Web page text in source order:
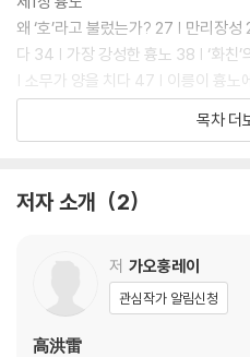
왜 ‘호’라고 불렀는가? 27 | 만리장
다 34 | 가장 강성한 흉노 38 | ‘화친’
| 소무가 양을 치다 47 | 이릉이 흉노
| 형제끼리 싸우다 59 | 왕소군이 새
| 호가의 노래 열여덟 수 69 | 첫 번
에 미치다 102 | 초원제국의 죽음
제2장 오환과 선비
연 장성의 유래 113 | 동호가 둘로 나
조가 오환을 정벌하다 119 | 선비의
지와 보잘것없는 아들 131 | 후연에
목차 더
저자 소개 2
저 가오훙레이
관심작가 알림신청
高洪雷